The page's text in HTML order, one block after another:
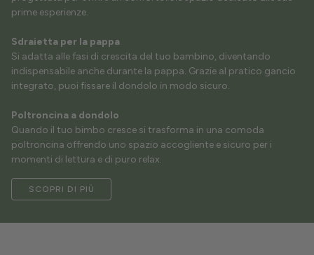
prime esperienze.
Sdraietta per la pappa
Si adatta alle fasi di crescita del tuo bambino, diventando
indispensabile anche durante la pappa. Grazie al pratico gancio
integrato, puoi fissare il dondolo in modo sicuro.
Poltroncina a dondolo
Quando il tuo bimbo cresce si trasforma in una comoda
poltroncina offrendo uno spazio accogliente e sicuro per i
momenti di lettura e di puro relax.
SCOPRI DI PIÙ